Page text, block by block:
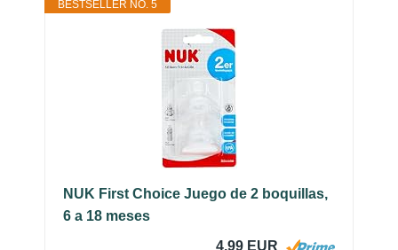
BESTSELLER NO. 5
NUK First Choice Juego de 2 boquillas,
6 a 18 meses
4,99 EUR